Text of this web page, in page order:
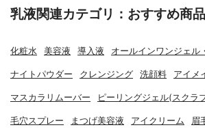
乳液関連カテゴリ：おすすめ商
化粧水 美容液 導入液 オールインワンジェル
ナイトパウダー クレンジング 洗顔料 アイメ
マスカラリムーバー ピーリングジェル(スクラ
毛穴スプレー まつげ美容液 アイクリーム 眉